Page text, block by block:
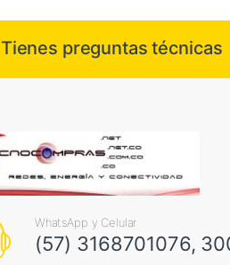
Tienes preguntas técnicas
WhatsApp y Celular
(57) 3168701076,